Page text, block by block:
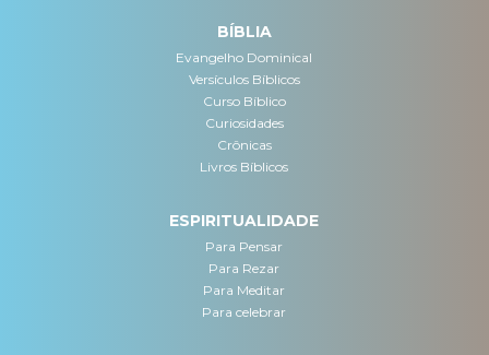
BÍBLIA
Evangelho Dominical
Versículos Bíblicos
Curso Bíblico
Curiosidades
Crônicas
Livros Bíblicos
ESPIRITUALIDADE
Para Pensar
Para Rezar
Para Meditar
Para celebrar